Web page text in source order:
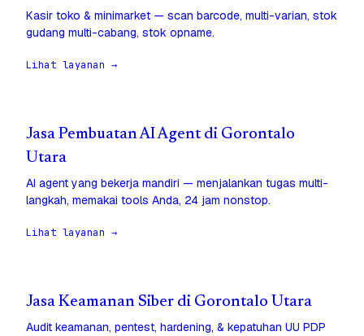
Kasir toko & minimarket — scan barcode, multi-varian, stok
gudang multi-cabang, stok opname.
Lihat layanan →
Jasa Pembuatan AI Agent di Gorontalo
Utara
AI agent yang bekerja mandiri — menjalankan tugas multi-
langkah, memakai tools Anda, 24 jam nonstop.
Lihat layanan →
Jasa Keamanan Siber di Gorontalo Utara
Audit keamanan, pentest, hardening, & kepatuhan UU PDP